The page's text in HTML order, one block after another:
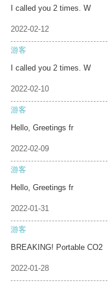
I called you 2 times. W
2022-02-12
游客
I called you 2 times. W
2022-02-10
游客
Hello, Greetings fr
2022-02-09
游客
Hello, Greetings fr
2022-01-31
游客
BREAKING! Portable CO2
2022-01-28